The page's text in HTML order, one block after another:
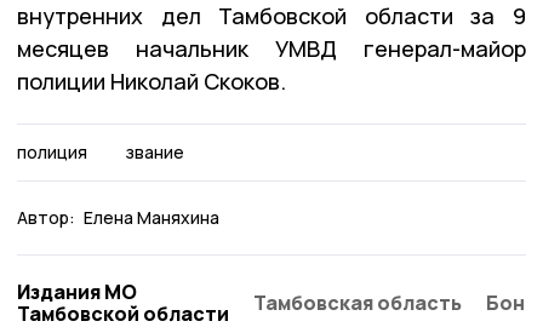
внутренних дел Тамбовской области за 9
месяцев начальник УМВД генерал-майор
полиции Николай Скоков.
полиция звание
Автор: Елена Маняхина
Издания МО
Тамбовской области
Тамбовская область